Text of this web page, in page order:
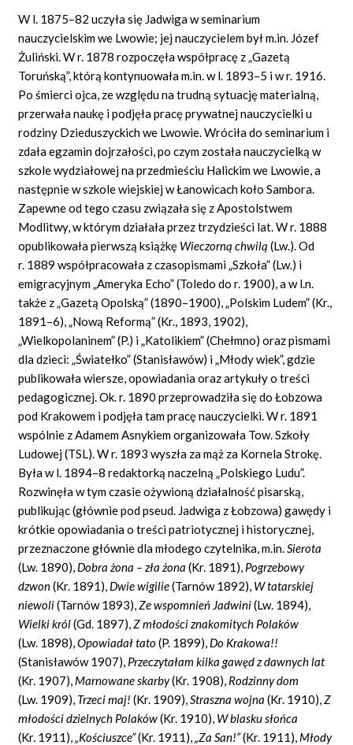
W l. 1875–82 uczyła się Jadwiga w seminarium
nauczycielskim we Lwowie; jej nauczycielem był m.in. Józef
Żuliński. W r. 1878 rozpoczęła współpracę z „Gazetą
Toruńską”, którą kontynuowała m.in. w l. 1893–5 i w r. 1916.
Po śmierci ojca, ze względu na trudną sytuację materialną,
przerwała naukę i podjęła pracę prywatnej nauczycielki u
rodziny Dzieduszyckich we Lwowie. Wróciła do seminarium i
zdała egzamin dojrzałości, po czym została nauczycielką w
szkole wydziałowej na przedmieściu Halickim we Lwowie, a
następnie w szkole wiejskiej w Łanowicach koło Sambora.
Zapewne od tego czasu związała się z Apostolstwem
Modlitwy, w którym działała przez trzydzieści lat. W r. 1888
opublikowała pierwszą książkę Wieczorną chwilą (Lw.). Od
r. 1889 współpracowała z czasopismami „Szkoła” (Lw.) i
emigracyjnym „Ameryka Echo” (Toledodo r. 1900), a w l.n.
także z „Gazetą Opolską” (1890–1900), „Polskim Ludem” (Kr.,
1891–6), „Nową Reformą” (Kr., 1893, 1902),
„Wielkopolaninem” (P.) i „Katolikiem” (Chełmno) oraz pismami
dla dzieci: „Światełko” (Stanisławów) i „Młody wiek”, gdzie
publikowała wiersze, opowiadania oraz artykuły o treści
pedagogicznej. Ok. r. 1890 przeprowadziła się do Łobzowa
pod Krakowem i podjęła tam pracę nauczycielki. W r. 1891
wspólnie z Adamem Asnykiem organizowała Tow. Szkoły
Ludowej (TSL). W r. 1893 wyszła za mąż za Kornela Strokę.
Była w l. 1894–8 redaktorką naczelną „Polskiego Ludu”.
Rozwinęła w tym czasie ożywioną działalność pisarską,
publikując (głównie pod pseud. Jadwiga z Łobzowa) gawędy i
krótkie opowiadania o treści patriotycznej i historycznej,
przeznaczone głównie dla młodego czytelnika, m.in.Sierota
(Lw. 1890), Dobrażona – złażona(Kr. 1891), Pogrzebowy
dzwon(Kr. 1891), Dwie wigilie(Tarnów 1892), W tatarskiej
niewoli(Tarnów 1893),Ze wspomnień Jadwini(Lw. 1894),
Wielki król(Gd. 1897),Z młodości znakomitych Polaków
(Lw. 1898),Opowiadałtato(P. 1899), Do Krakowa!!
(Stanisławów 1907), Przeczytałam kilka gawęd z dawnych lat
(Kr. 1907), Marnowane skarby(Kr. 1908), Rodzinny dom
(Lw. 1909), Trzeci maj!(Kr. 1909),Straszna wojna(Kr. 1910),Z
młodości dzielnych Polaków(Kr. 1910), W blasku słońca
(Kr. 1911),„Kościuszce”(Kr. 1911),„Za San!”(Kr. 1911), Młody